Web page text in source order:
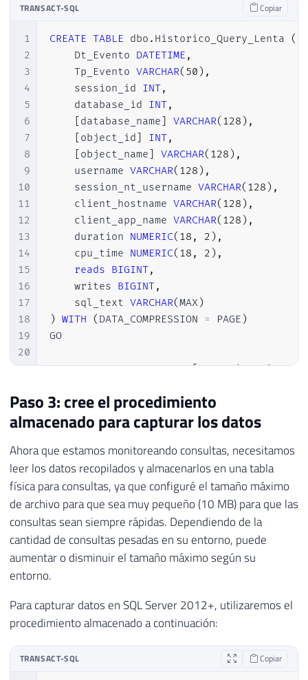
TRANSACT-SQL Copiar
1
2
3
4
5
6
7
8
9
10
11
12
13
14
15
16
17
18
19
20
21
CREATE TABLE dbo . Historico_Query_Lenta
(
    Dt_Evento
DATETIME ,
    Tp_Evento
VARCHAR( 50 ) ,
    session_id
INT,
    database_id
INT,
[database_name] VARCHAR( 128 ) ,
[object_id] INT,
[object_name] VARCHAR( 128 ) ,
    username
VARCHAR( 128 ) ,
    session_nt_username
VARCHAR( 128 ) ,
    client_hostname
VARCHAR( 128 ) ,
    client_app_name
VARCHAR( 128 ) ,
    duration
NUMERIC( 18 , 2 ) ,
    cpu_time
NUMERIC( 18 , 2 ) ,
reads BIGINT,
    writes
BIGINT,
    sql_text
VARCHAR(MAX)
) WITH ( DATA_COMPRESSION = PAGE )
GO
CREATE CLUSTERED INDEX [
Paso 3: cree el procedimiento
almacenado para capturar los datos
Ahora que estamos monitoreando consultas, necesitamos
leer los datos recopilados y almacenarlos en una tabla
física para consultas, ya que configuré el tamaño máximo
de archivo para que sea muy pequeño (10 MB) para que las
consultas sean siempre rápidas. Dependiendo de la
cantidad de consultas pesadas en su entorno, puede
aumentar o disminuir el tamaño máximo según su
entorno.
Para capturar datos en SQL Server 2012+, utilizaremos el
procedimiento almacenado a continuación:
TRANSACT-SQL Copiar